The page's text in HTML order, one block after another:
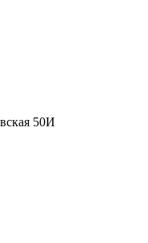
50И